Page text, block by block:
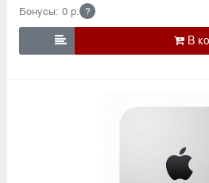
Бонусы: 0 р. ?
